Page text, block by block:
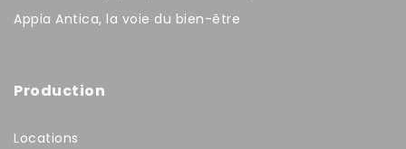
Appia Antica, la voie du bien-être
Production
Locations